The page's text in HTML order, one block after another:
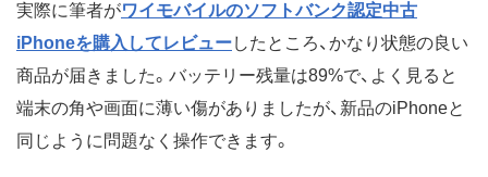
実際に筆者がワイモバイルのソフトバンク認定中古
iPhoneを購入してレビューしたところ、かなり状態の良い
商品が届きました。バッテリー残量は89%で、よく見ると
端末の角や画面に薄い傷がありましたが、新品のiPhoneと
同じように問題なく操作できます。